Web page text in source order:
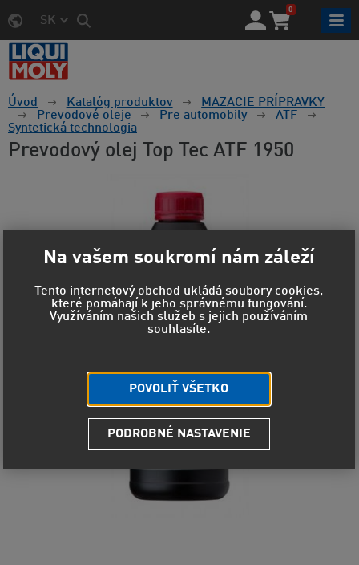
SK
0
Úvod Katalóg produktov
MAZACIE PRÍPRAVKY
Prevodové oleje
Pre automobily
ATF
Syntetická technologia
Prevodový olej Top Tec ATF 1950
Na vašem soukromí nám záleží
Tento internetový obchod ukládá soubory cookies,
které pomáhají k jeho správnému fungování.
Využíváním našich služeb s jejich používáním
souhlasíte.
POVOLIŤ VŠETKO
PODROBNÉ NASTAVENIE